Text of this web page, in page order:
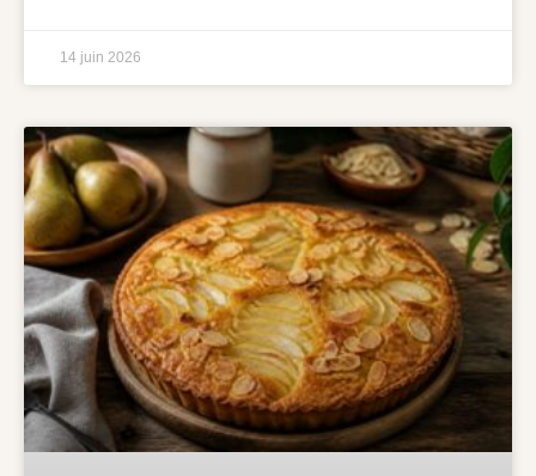
14 juin 2026